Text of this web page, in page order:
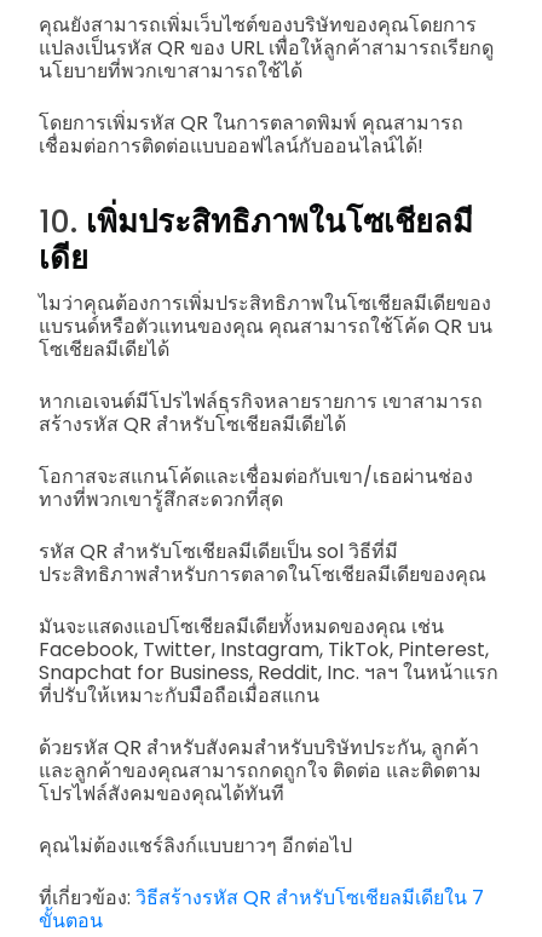
คุณยังสามารถเพิ่มเว็บไซต์ของบริษัทของคุณโดยการ
แปลงเป็นรหัส QR ของ URL เพื่อให้ลูกค้าสามารถเรียกดู
นโยบายที่พวกเขาสามารถใช้ได้
โดยการเพิ่มรหัส QR ในการตลาดพิมพ์ คุณสามารถ
เชื่อมต่อการติดต่อแบบออฟไลน์กับออนไลน์ได้!
10. เพิ่มประสิทธิภาพในโซเชียลมี
เดีย
ไมว่าคุณต้องการเพิ่มประสิทธิภาพในโซเชียลมีเดียของ
แบรนด์หรือตัวแทนของคุณ คุณสามารถใช้โค้ด QR บน
โซเชียลมีเดียได้
หากเอเจนต์มีโปรไฟล์ธุรกิจหลายรายการ เขาสามารถ
สร้างรหัส QR สำหรับโซเชียลมีเดียได้
โอกาสจะสแกนโค้ดและเชื่อมต่อกับเขา/เธอผ่านช่อง
ทางที่พวกเขารู้สึกสะดวกที่สุด
รหัส QR สำหรับโซเชียลมีเดียเป็น sol วิธีที่มี
ประสิทธิภาพสำหรับการตลาดในโซเชียลมีเดียของคุณ
มันจะแสดงแอปโซเชียลมีเดียทั้งหมดของคุณ เช่น
Facebook, Twitter, Instagram, TikTok, Pinterest,
Snapchat for Business, Reddit, Inc. ฯลฯ ในหน้าแรก
ที่ปรับให้เหมาะกับมือถือเมื่อสแกน
ด้วยรหัส QR สำหรับสังคมสำหรับบริษัทประกัน, ลูกค้า
และลูกค้าของคุณสามารถกดถูกใจ ติดต่อ และติดตาม
โปรไฟล์สังคมของคุณได้ทันที
คุณไม่ต้องแชร์ลิงก์แบบยาวๆ อีกต่อไป
ที่เกี่ยวข้อง: วิธีสร้างรหัส QR สำหรับโซเชียลมีเดียใน 7
ขั้นตอน